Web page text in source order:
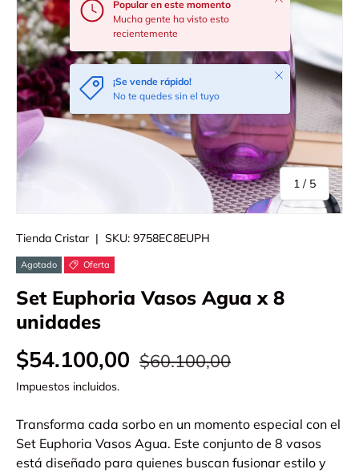
1 / de
5
Popular en este momento
Mucha gente ha visto esto
recientemente
¡Se vende rápido!
No te quedes sin el tuyo
Cerrar
Tienda Cristar | SKU: 9758EC8EUPH
Agotado Oferta
Set Euphoria Vasos Agua x 8
unidades
$54.100,00 $60.100,00
Impuestos incluidos.
Transforma cada sorbo en un momento especial con el
Set Euphoria Vasos Agua. Este conjunto de 8 vasos
está diseñado para quienes buscan fusionar estilo y